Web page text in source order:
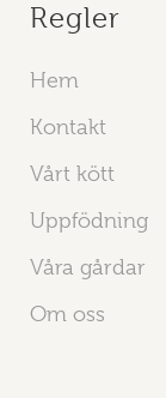
Regler
Hem
Kontakt
Vårt kött
Uppfödning
Våra gårdar
Om oss